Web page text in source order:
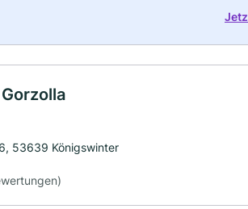
53639 Königswinter